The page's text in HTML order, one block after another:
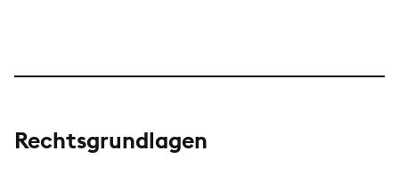
Rechtsgrundlagen